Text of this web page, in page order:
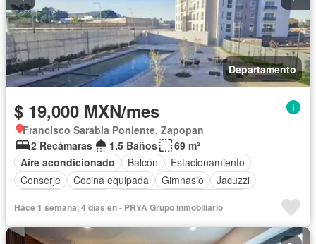
Departamento
$ 19,000 MXN/mes
Francisco Sarabia Poniente, Zapopan
2 Recámaras
1.5 Baños
69 m²
Aire acondicionado
Balcón
Estacionamiento
Conserje
Cocina equipada Gimnasio
Jacuzzi
Hace 1 semana, 4 días en - PRYA Grupo inmobiliario